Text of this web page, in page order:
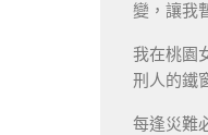
變，讓我
我在桃園
刑人的鐵
每逢災難